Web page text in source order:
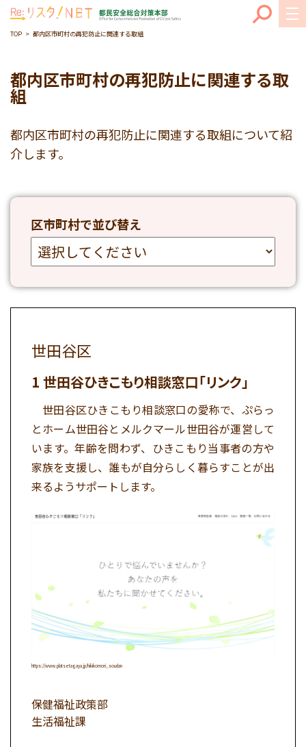
TOP 都内区市町村の再犯防止に関連する取組
都内区市町村の再犯防止に関連する取
組
都内区市町村の再犯防止に関連する取組について紹
介します。
区市町村で並び替え
世田谷区
世田谷ひきこもり相談窓口「リンク」
世田谷区ひきこもり相談窓口の愛称で、ぷらっ
とホーム世田谷とメルクマール世田谷が運営して
います。年齢を問わず、ひきこもり当事者の方や
家族を支援し、誰もが自分らしく暮らすことが出
来るようサポートします。
https://www.platsetagaya.jp/hikikomori_soudan
保健福祉政策部
生活福祉課